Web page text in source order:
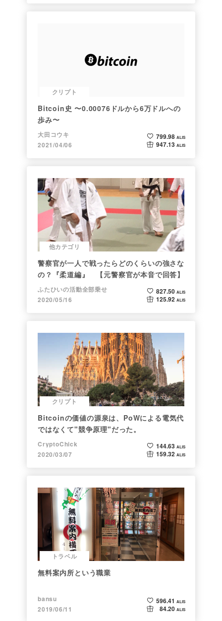
クリプト
Bitcoin史 〜0.00076ドルから6万ドルへの
歩み〜
大田コウキ
2021/04/06
799.98 ALIS
947.13 ALIS
他カテゴリ
警察官が一人で戦ったらどのくらいの強さな
の？『柔道編』 【元警察官が本音で回答】
ふたひいの活動全部乗せ
2020/05/16
827.50 ALIS
125.92 ALIS
クリプト
Bitcoinの価値の源泉は、PoWによる電気代
ではなくて"競争原理"だった。
CryptoChick
2020/03/07
144.63 ALIS
159.32 ALIS
トラベル
無料案内所という職業
bansu
2019/06/11
596.41 ALIS
84.20 ALIS